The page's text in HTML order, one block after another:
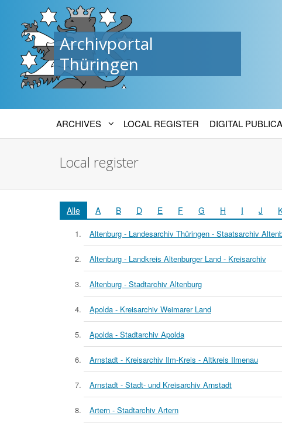
Archivportal
Thüringen
ARCHIVES LOCAL REGISTER DIGITAL
Local register
Alle A B D E F G H I J
Altenburg - Landesarchiv Thüringen - Staatsarchiv
Altenburg - Landkreis Altenburger Land - Kreisarchiv
Altenburg - Stadtarchiv Altenburg
Apolda - Kreisarchiv Weimarer Land
Apolda - Stadtarchiv Apolda
Arnstadt - Kreisarchiv Ilm-Kreis - Altkreis Ilmenau
Arnstadt - Stadt- und Kreisarchiv Arnstadt
Artern - Stadtarchiv Artern